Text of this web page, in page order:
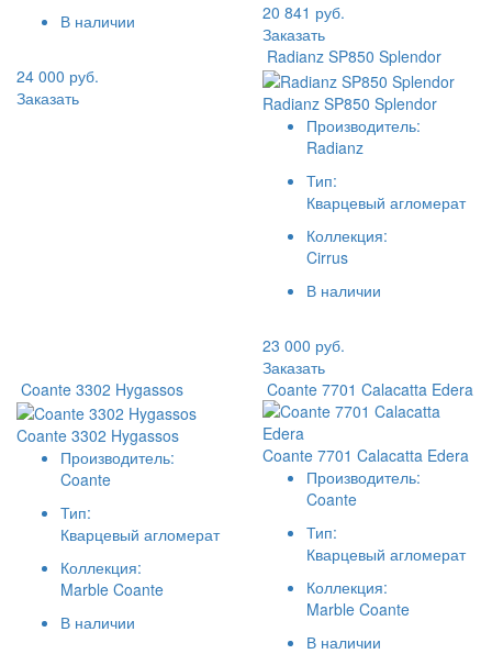
В наличии
24 000 руб.
Заказать
20 841 руб.
Заказать
Radianz SP850 Splendor
Radianz SP850 Splendor
Производитель:
Radianz
Тип:
Кварцевый агломерат
Коллекция:
Cirrus
В наличии
23 000 руб.
Заказать
Coante 3302 Hygassos
Coante 3302 Hygassos
Производитель:
Coante
Тип:
Кварцевый агломерат
Коллекция:
Marble Coante
В наличии
Coante 7701 Calacatta Edera
Coante 7701 Calacatta Edera
Производитель:
Coante
Тип:
Кварцевый агломерат
Коллекция:
Marble Coante
В наличии